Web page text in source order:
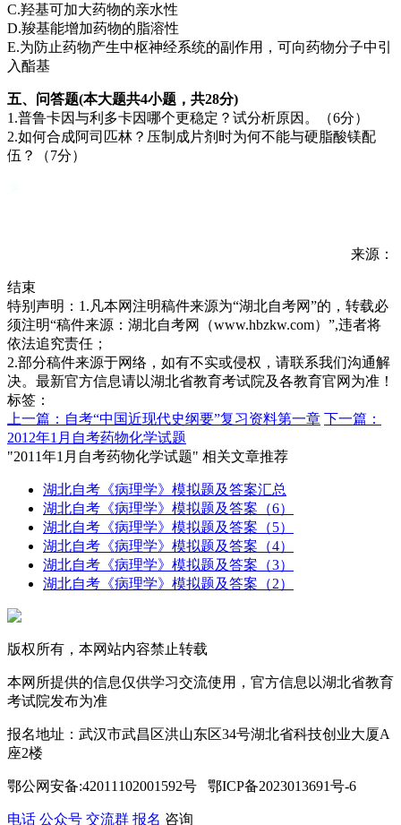
C.羟基可加大药物的亲水性
D.羧基能增加药物的脂溶性
E.为防止药物产生中枢神经系统的副作用，可向药物分子中引
入酯基
五、问答题(本大题共4小题，共28分)
1.普鲁卡因与利多卡因哪个更稳定？试分析原因。（6分）
2.如何合成阿司匹林？压制成片剂时为何不能与硬脂酸镁配
伍？（7分）
来源：
结束
特别声明：1.凡本网注明稿件来源为“湖北自考网”的，转载必
须注明“稿件来源：湖北自考网（www.hbzkw.com）”,违者将
依法追究责任；
2.部分稿件来源于网络，如有不实或侵权，请联系我们沟通解
决。最新官方信息请以湖北省教育考试院及各教育官网为准！
标签：
上一篇：自考“中国近现代史纲要”复习资料第一章 下一篇：
2012年1月自考药物化学试题
"2011年1月自考药物化学试题" 相关文章推荐
湖北自考《病理学》模拟题及答案汇总
湖北自考《病理学》模拟题及答案（6）
湖北自考《病理学》模拟题及答案（5）
湖北自考《病理学》模拟题及答案（4）
湖北自考《病理学》模拟题及答案（3）
湖北自考《病理学》模拟题及答案（2）
版权所有，本网站内容禁止转载
本网所提供的信息仅供学习交流使用，官方信息以湖北省教育
考试院发布为准
报名地址：武汉市武昌区洪山东区34号湖北省科技创业大厦A
座2楼
鄂公网安备:42011102001592号 鄂ICP备2023013691号-6
电话 公众号 交流群 报名 咨询